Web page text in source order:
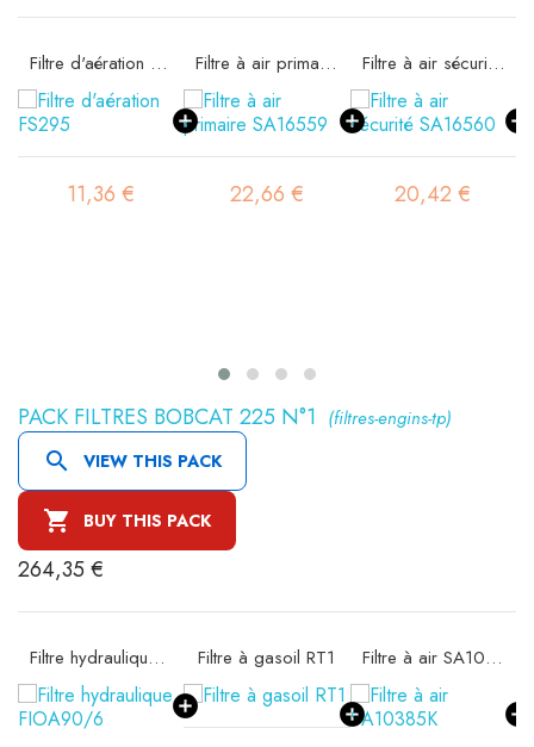
Filtre d'aération FS295
11,36 €
Filtre à air primaire SA16559
22,66 €
Filtre à air sécurité SA16560
20,42 €
PACK FILTRES BOBCAT 225 N°1 (filtres-engins-tp)
 VIEW THIS PACK
 BUY THIS PACK
264,35 €
Filtre hydraulique FIOA90/6 Filtre à gasoil RT1 Filtre à air SA10385K